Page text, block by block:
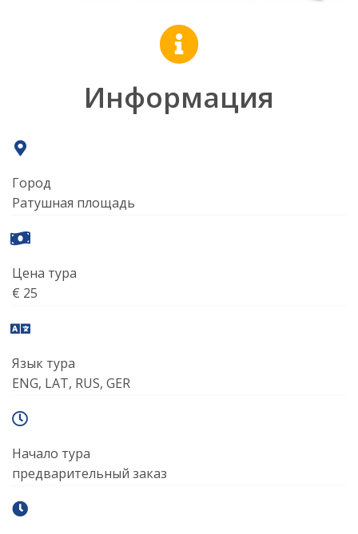
Информация
Город
Ратушная площадь
Цена тура
€ 25
Язык тура
ENG, LAT, RUS, GER
Начало тура
предварительный заказ